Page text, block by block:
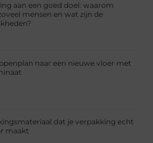
aan een goed doel: waarom
mensen en wat zijn de
naar een nieuwe vloer met
dat je verpakking echt
maakt